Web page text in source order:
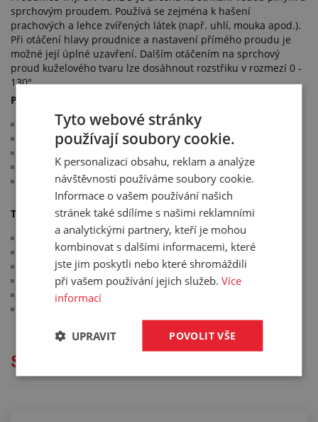
sprchovým proudem. Používá se zejména k hašení
prachových a lehce zvířených látek (např. uhlí, mouka apod.).
Při otáčení hlavy proudnice a nastavení přímého proudu je
možné její úplné uzavření. Dalším otáčením na sprchový
proud kuželového tvaru lze dosáhnout rozstřiku v rozmezí 0 -
130°.
Použití:
zauhlovací trasy v energetice
uhelné kotelny
truhlárny
zemědělské objekty
Technické parametry:
pracovní tlak: 16 bar
otočný uzávěr
koncovka: STORZ-AGRO
těsnění: SBR
materiál proudnice: PP (polypropylen)
Služby
Tyto webové stránky
používají soubory cookie.
K personalizaci obsahu, reklam a analýze
návštěvnosti používáme soubory cookie.
Informace o vašem používání našich
stránek také sdílíme s našimi reklamními
a analytickými partnery, kteří je mohou
kombinovat s dalšími informacemi, které
jste jim poskytli nebo které shromáždili
při vašem používání jejich služeb.Více
informací
POVOLIT VŠE
UPRAVIT